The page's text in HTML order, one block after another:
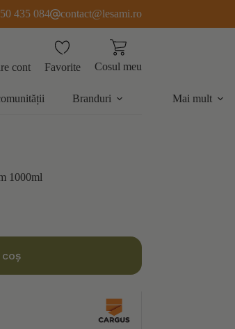
435 084 contact@lesami.ro
cont Favorite Cosul meu
Branduri Mai mult
1000ml
coș